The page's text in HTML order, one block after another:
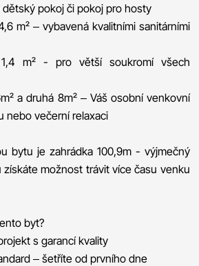
dětský pokoj či pokoj pro hosty
m² – vybavená kvalitními sanitárními
m² - pro větší soukromí všech
a druhá 8m² – Váš osobní venkovní
nebo večerní relaxaci
bytu je zahrádka 100,9m - výjmečný
možnost trávit více času venku
byt?
s garancí kvality
– šetříte od prvního dne